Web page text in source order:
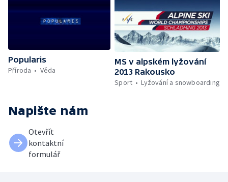
Popularis
Příroda
Věda
MS v alpském lyžování
2013 Rakousko
Sport
Lyžování a snowboarding
Napište nám
Otevřít
kontaktní
formulář